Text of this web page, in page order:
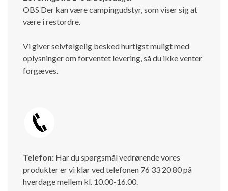
OBS Der kan være campingudstyr, som viser sig at
være i restordre.
Vi giver selvfølgelig besked hurtigst muligt med
oplysninger om forventet levering, så du ikke venter
forgæves.
Telefon: Har du spørgsmål vedrørende vores
produkter er vi klar ved telefonen 76 33 20 80 på
hverdage mellem kl. 10.00-16.00.